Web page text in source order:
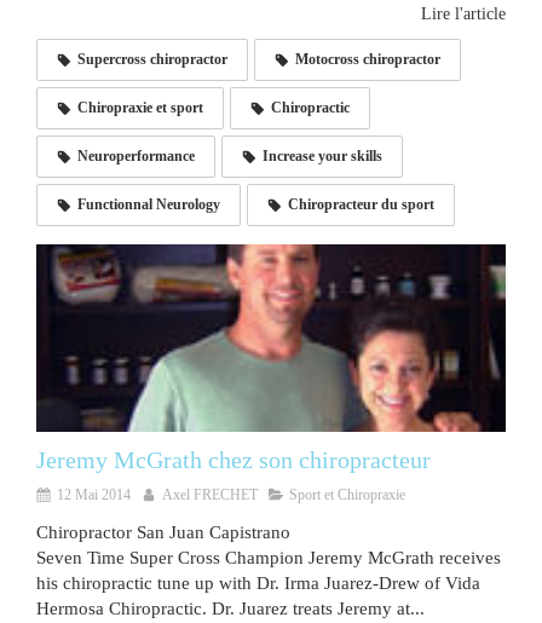
Lire l'article
Supercross chiropractor Motocross chiropractor
Chiropraxie et sport Chiropractic
Neuroperformance Increase your skills
Functionnal Neurology Chiropracteur du sport
Jeremy McGrath chez son chiropracteur
12 Mai 2014 Axel FRECHET Sport et Chiropraxie
Chiropractor San Juan Capistrano
Seven Time Super Cross Champion Jeremy McGrath receives
his chiropractic tune up with Dr. Irma Juarez-Drew of Vida
Hermosa Chiropractic. Dr. Juarez treats Jeremy at...